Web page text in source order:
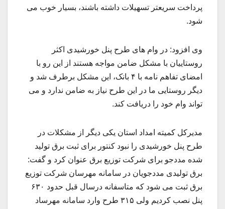
پرداخت سریعتر تسهیلات داشته باشند، بسیار خوب می
شود.
وی افزود: در وام های طرح پنل خورشیدی اکثر
روستاییان با مشکل ضامن مواجه هستند از این رو با
امضای تفاهم نامه با ۴ بانک، این مشکل برطرف شد و
دیگر روستایی ما در این طرح نیاز به ضامن ندارد و می
تواند وام خود را دریافت کند.
مدیرکل کمیته امداد استان یکی دیگر از مشکلات در
طرح پنل خورشیدی را نبود کنتور برای ثبت برق تولید
شده مددجو برای شرکت توزیع برق عنوان کرد و گفت:
برق تولیدی مددجویان در سامانه مهرسان شرکت توزیع
برق ثبت می شود که متاسفانه درسال قبل حدود ۶۳۰
پنل نصب کردیم ولی ۳۱۵ طرح وارد سامانه مهرساد